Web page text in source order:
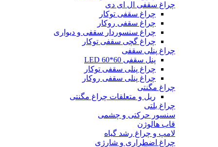
چراغ سقفی ال ای دی
چراغ سقفی توکار
چراغ سقفی روکار
چراغ سنسوردار سقفی و دیواری
چراغ گچی سقفی توکار
چراغ پنلی سقفی
پنل سقفی 60*60 LED
چراغ پنلی سقفی توکار
چراغ پنلی سقفی روکار
چراغ مگنتی
ریل و متعلقات چراغ مگنتی
چراغ بلتی
سنسور حرکتی و چشمی
قاب هالوژن
لامپ و چراغ رشد گیاه
چراغ اضطراری و شارژی